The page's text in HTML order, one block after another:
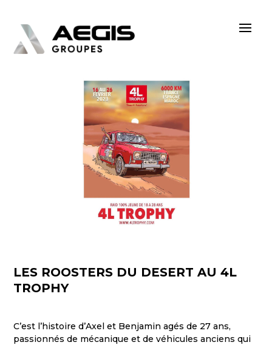
LES ROOSTERS DU DESERT AU 4L
TROPHY
C’est l’histoire d’Axel et Benjamin agés de 27 ans,
passionnés de mécanique et de véhicules anciens qui